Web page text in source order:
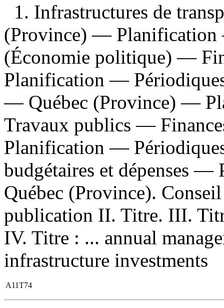
1. Infrastructures de
(Province) — Planification
(Économie politique) —
Planification —
— Québec (Province) —
Travaux publics —
Planification —
budgétaires et dépenses
Québec (Province).
publication II. Titre. III.
IV. Titre : ... annual
infrastructure investments
A11T74